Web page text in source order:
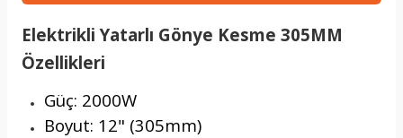
Elektrikli Yatarlı Gönye Kesme 305MM
Özellikleri
Güç: 2000W
Boyut: 12" (305mm)